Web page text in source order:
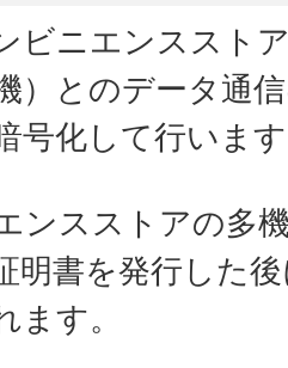
ビニエンススト
）とのデータ通
号化して行いま
ンスストアの多
明書を発行した
ます。